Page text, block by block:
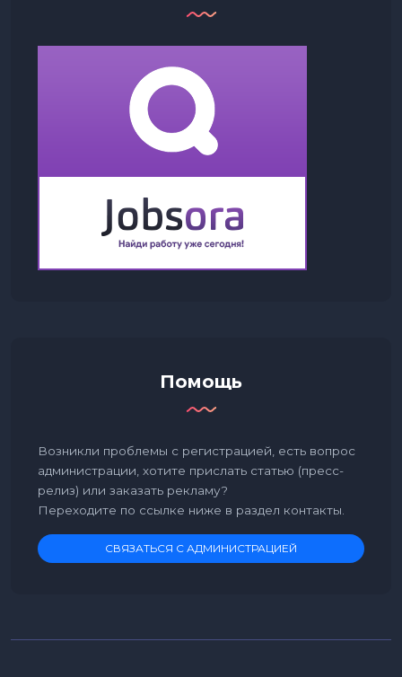
Помощь
Возникли проблемы с регистрацией, есть вопрос
администрации, хотите прислать статью (пресс-
релиз) или заказать рекламу?
Переходите по ссылке ниже в раздел контакты.
СВЯЗАТЬСЯ С АДМИНИСТРАЦИЕЙ